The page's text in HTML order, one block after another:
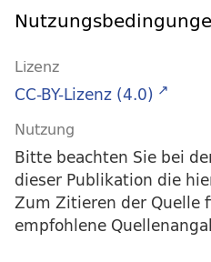
Lizenz
CC-BY-Lizenz (4.0)
Nutzung
Bitte beachten Sie bei
dieser Publikation die
Zum Zitieren der Quelle
empfohlene